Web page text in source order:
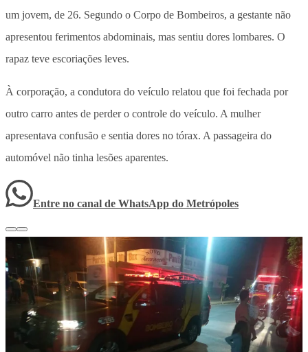
um jovem, de 26. Segundo o Corpo de Bombeiros, a gestante não
apresentou ferimentos abdominais, mas sentiu dores lombares. O
rapaz teve escoriações leves.
À corporação, a condutora do veículo relatou que foi fechada por
outro carro antes de perder o controle do veículo. A mulher
apresentava confusão e sentia dores no tórax. A passageira do
automóvel não tinha lesões aparentes.
Entre no canal de WhatsApp do Metrópoles